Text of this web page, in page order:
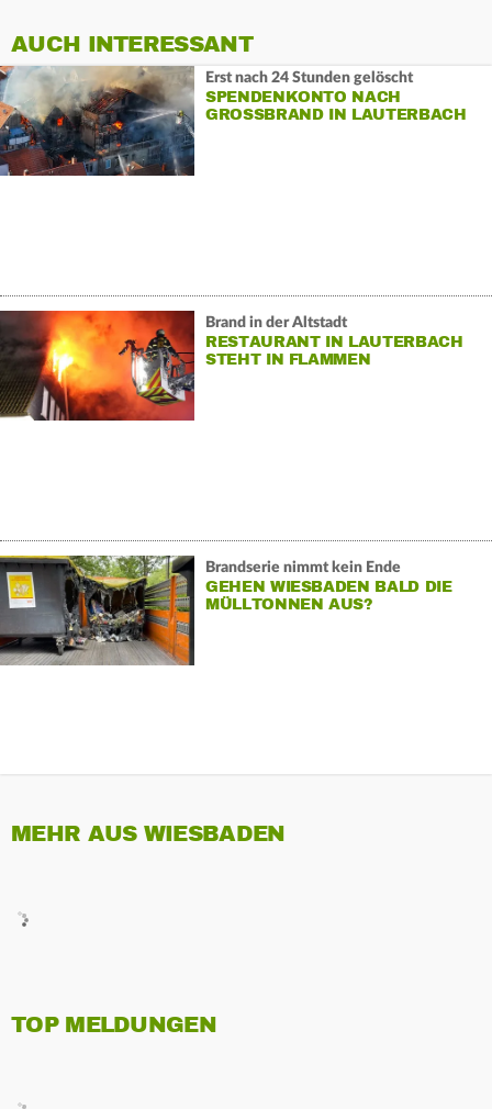
AUCH INTERESSANT
Erst nach 24 Stunden gelöscht
SPENDENKONTO NACH
GROSSBRAND IN LAUTERBACH
Brand in der Altstadt
RESTAURANT IN LAUTERBACH
STEHT IN FLAMMEN
Brandserie nimmt kein Ende
GEHEN WIESBADEN BALD DIE
MÜLLTONNEN AUS?
MEHR AUS WIESBADEN
TOP MELDUNGEN